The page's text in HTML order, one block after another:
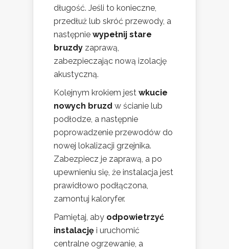
długość. Jeśli to konieczne,
przedłuż lub skróć przewody, a
następnie wypełnij stare
bruzdy zaprawą,
zabezpieczając nową izolację
akustyczną.
Kolejnym krokiem jest wkucie
nowych bruzd w ścianie lub
podłodze, a następnie
poprowadzenie przewodów do
nowej lokalizacji grzejnika.
Zabezpiecz je zaprawą, a po
upewnieniu się, że instalacja jest
prawidłowo podłączona,
zamontuj kaloryfer.
Pamiętaj, aby odpowietrzyć
instalację i uruchomić
centralne ogrzewanie, a